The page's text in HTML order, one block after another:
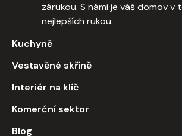
zárukou. S námi je váš domov v
nejlepších rukou.
Kuchyně
Vestavěné skříně
Interiér na klíč
Komerční sektor
Blog